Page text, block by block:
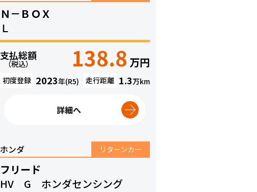
Ｎ－ＢＯＸ
Ｌ
支払総額
（税込） 138.8 万円
初度登録 2023年(R5) 走行距離 1.3万km
詳細へ
ホンダ リターンカー
フリード
HV G ホンダセンシング